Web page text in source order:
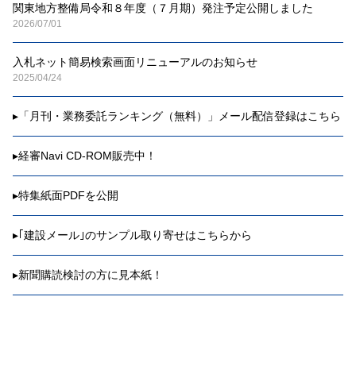
関東地方整備局令和８年度（７月期）発注予定公開しました
2026/07/01
入札ネット簡易検索画面リニューアルのお知らせ
2025/04/24
▸ 「月刊・業務委託ランキング（無料）」メール配信登録はこちら
▸経審Navi CD-ROM販売中！
▸特集紙面PDFを公開
▸ ｢建設メール｣のサンプル取り寄せはこちらから
▸新聞購読検討の方に見本紙！